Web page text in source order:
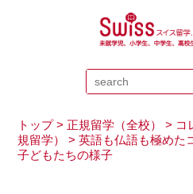
トップ> 正規留学（全校） > コ
規留学）
> 英語も仏語も極めた
子どもたちの様子